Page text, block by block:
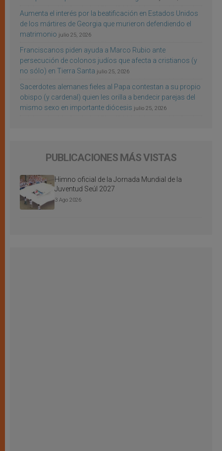
Aumenta el interés por la beatificación en Estados Unidos
de los mártires de Georgia que murieron defendiendo el
matrimonio julio 25, 2026
Franciscanos piden ayuda a Marco Rubio ante
persecución de colonos judíos que afecta a cristianos (y
no sólo) en Tierra Santa julio 25, 2026
Sacerdotes alemanes fieles al Papa contestan a su propio
obispo (y cardenal) quien les orilla a bendecir parejas del
mismo sexo en importante diócesis julio 25, 2026
PUBLICACIONES MÁS VISTAS
Himno oficial de la Jornada Mundial de la
Juventud Seúl 2027
3 Ago 2026